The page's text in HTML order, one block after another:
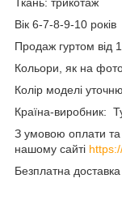
Вік 6-7-8-9-10 років
Продаж гуртом від
Кольори, як на
Колір моделі
Країна-виробник:
З умовою оплати
нашому сайті
Безплатна